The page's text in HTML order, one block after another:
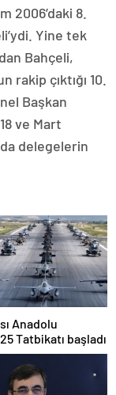
2006’daki 8.
Yine tek
Bahçeli,
rakip çıktığı 10.
Başkan
ve Mart
delegelerin
Anadolu
Tatbikatı başladı